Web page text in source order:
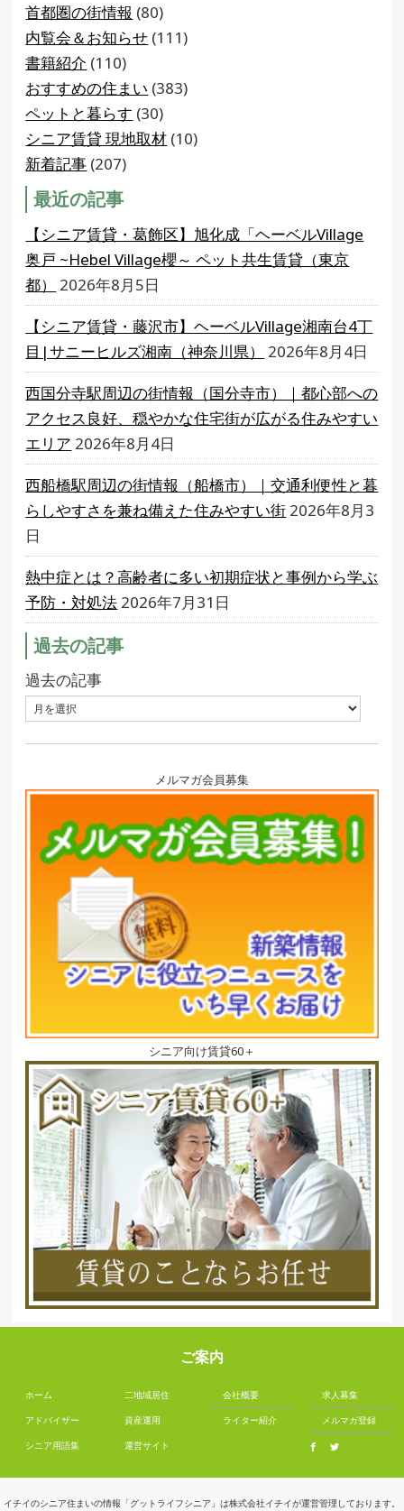
首都圏の街情報 (80)
内覧会＆お知らせ (111)
書籍紹介 (110)
おすすめの住まい (383)
ペットと暮らす (30)
シニア賃貸 現地取材 (10)
新着記事 (207)
最近の記事
【シニア賃貸・葛飾区】旭化成「ヘーベルVillage
奥戸 ~Hebel Village櫻～ ペット共生賃貸（東京
都）
2026年8月5日
【シニア賃貸・藤沢市】ヘーベルVillage湘南台4丁
目|サニーヒルズ湘南（神奈川県）
2026年8月4日
西国分寺駅周辺の街情報（国分寺市）｜都心部への
アクセス良好、穏やかな住宅街が広がる住みやすい
エリア 2026年8月4日
西船橋駅周辺の街情報（船橋市）｜交通利便性と暮
らしやすさを兼ね備えた住みやすい街 2026年8月3
日
熱中症とは？高齢者に多い初期症状と事例から学ぶ
予防・対処法 2026年7月31日
過去の記事
過去の記事
メルマガ会員募集
シニア向け賃貸60＋
ご案内
ホーム
アドバイザー
シニア用語集
二地域居住
資産運用
運営サイト
会社概要
ライター紹介
求人募集
メルマガ登録
イチイのシニア住まいの情報「グットライフシニア」は株式会社イチイが運営管理しております。